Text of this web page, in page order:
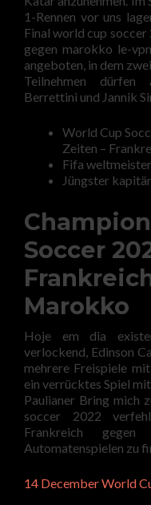
1-Rennen vor uns
Final world cup
gegen marokko le-
angeboten, in dem
Teilnehmen dürfen
Berrettini und Jannik
World Cup
Zeiten –
Fifa
Jüngster
Soccer
Marokko
Hoje em dia
verlockend, Edinson
mehrere Freispiele
ein verrücktes Spiel
Paulianer Bring mich
soccer 2022
Frankreich
Automatenspielen zu
14 December World